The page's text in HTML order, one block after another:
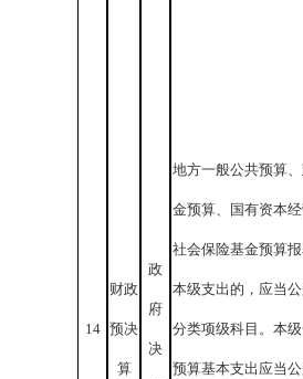
14
财政
预决
算
政
府
决
地方一般公共预算
金预算、国有资本
社会保险基金预算
本级支出的，应当
分类项级科目。本
预算基本支出应当